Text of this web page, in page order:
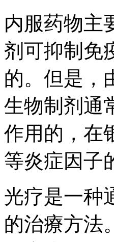
内服药物主
剂可抑制免
的。但是，
生物制剂通
作用的，在
等炎症因子
光疗是一种
的治療方法